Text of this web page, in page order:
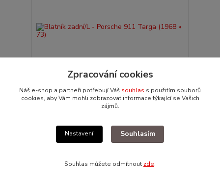
Blatník zadní/L - Porsche 911 Targa (1968 » 73)
38 292 Kč/ks
bez DPH Není skladem
Přidat do košíku
Zpracování cookies
Náš e-shop a partneři potřebují Váš souhlas s použitím souborů
cookies, aby Vám mohli zobrazovat informace týkající se Vašich
zájmů.
Nastavení Souhlasím
Souhlas můžete odmítnout zde.